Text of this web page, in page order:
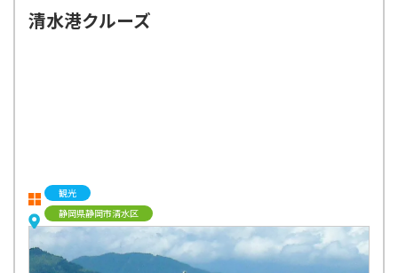
清水港クルーズ
観光
静岡県静岡市清水区